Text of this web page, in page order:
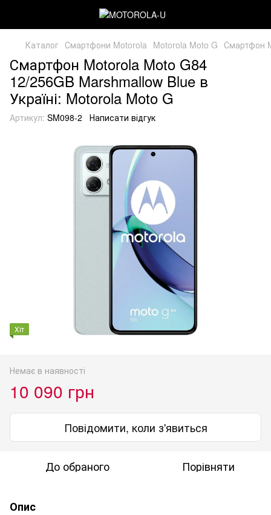
Каталог Смартфони Motorola Motorola Moto G Смартфон
Смартфон Motorola Moto G84
12/256GB Marshmallow Blue в
Україні: Motorola Moto G
Артикул: SM098-2 Написати відгук
Хіт
Немає в наявності
10 090 грн
Повідомити, коли з'явиться
До обраного Порівняти
Опис